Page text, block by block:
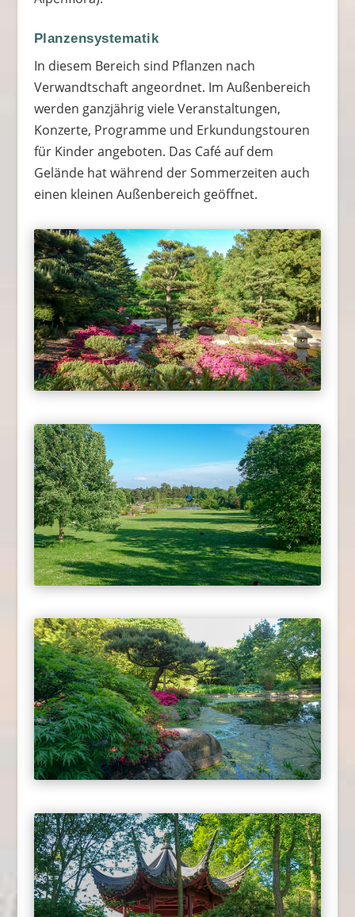
Planzensystematik
In diesem Bereich sind Pflanzen nach
Verwandtschaft angeordnet. Im Außenbereich
werden ganzjährig viele Veranstaltungen,
Konzerte, Programme und Erkundungstouren
für Kinder angeboten. Das Café auf dem
Gelände hat während der Sommerzeiten auch
einen kleinen Außenbereich geöffnet.